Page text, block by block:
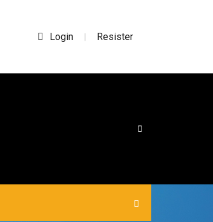
Login | Resister